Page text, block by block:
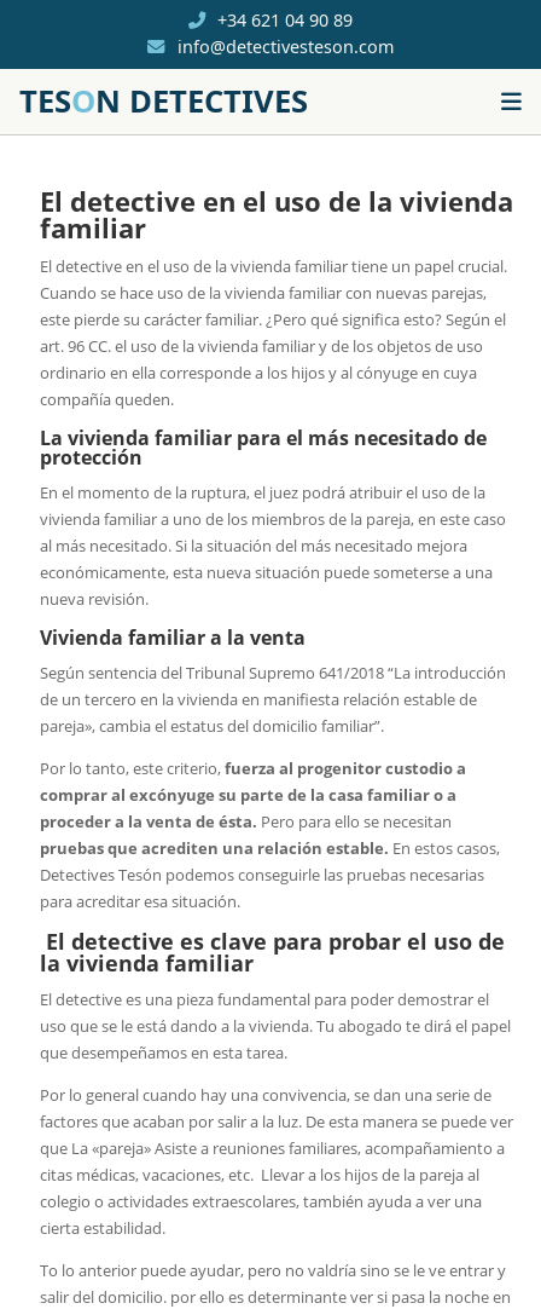
+34 621 04 90 89
info@detectivesteson.com
TESON DETECTIVES
El detective en el uso de la vivienda
familiar
El detective en el uso de la vivienda familiar tiene un papel crucial.
Cuando se hace uso de la vivienda familiar con nuevas parejas,
este pierde su carácter familiar. ¿Pero qué significa esto? Según el
art. 96 CC. el uso de la vivienda familiar y de los objetos de uso
ordinario en ella corresponde a los hijos y al cónyuge en cuya
compañía queden.
La vivienda familiar para el más necesitado de
protección
En el momento de la ruptura, el juez podrá atribuir el uso de la
vivienda familiar a uno de los miembros de la pareja, en este caso
al más necesitado. Si la situación del más necesitado mejora
económicamente, esta nueva situación puede someterse a una
nueva revisión.
Vivienda familiar a la venta
Según sentencia del Tribunal Supremo 641/2018 “La introducción
de un tercero en la vivienda en manifiesta relación estable de
pareja», cambia el estatus del domicilio familiar”.
Por lo tanto, este criterio,fuerza al progenitor custodio a
comprar al excónyuge su parte de la casa familiar o a
proceder a la venta de ésta. Pero para ello se necesitan
pruebas que acrediten una relación estable. En estos casos,
Detectives Tesón podemos conseguirle las pruebas necesarias
para acreditar esa situación.
El detective es clave para probar el uso de
la vivienda familiar
El detective es una pieza fundamental para poder demostrar el
uso que se le está dando a la vivienda. Tu abogado te dirá el papel
que desempeñamos en esta tarea.
Por lo general cuando hay una convivencia, se dan una serie de
factores que acaban por salir a la luz. De esta manera se puede ver
que La «pareja» Asiste a reuniones familiares, acompañamiento a
citas médicas, vacaciones, etc. Llevar a los hijos de la pareja al
colegio o actividades extraescolares, también ayuda a ver una
cierta estabilidad.
To lo anterior puede ayudar, pero no valdría sino se le ve entrar y
salir del domicilio. por ello es determinante ver si pasa la noche en